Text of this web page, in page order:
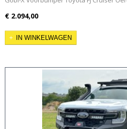
€ 2.094,00
IN WINKELWAGEN